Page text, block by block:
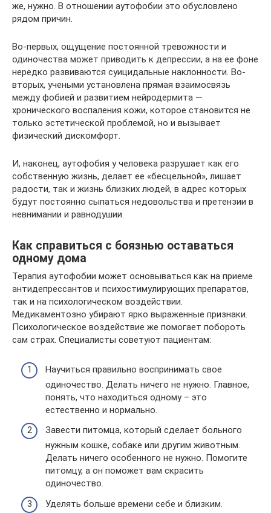
же, нужно. В отношении аутофобии это обусловлено
рядом причин.
Во-первых, ощущение постоянной тревожности и
одиночества может приводить к депрессии, а на ее фоне
нередко развиваются суицидальные наклонности. Во-
вторых, учеными установлена прямая взаимосвязь
между фобией и развитием нейродермита —
хронического воспаления кожи, которое становится не
только эстетической проблемой, но и вызывает
физический дискомфорт.
И, наконец, аутофобия у человека разрушает как его
собственную жизнь, делает ее «бесцельной», лишает
радости, так и жизнь близких людей, в адрес которых
будут постоянно сыпаться недовольства и претензии в
невнимании и равнодушии.
Как справиться с боязнью оставаться
одному дома
Терапия аутофобии может основываться как на приеме
антидепрессантов и психостимулирующих препаратов,
так и на психологическом воздействии.
Медикаментозно убирают ярко выраженные признаки.
Психологическое воздействие же помогает побороть
сам страх. Специалисты советуют пациентам:
Научиться правильно воспринимать свое
одиночество. Делать ничего не нужно. Главное,
понять, что находиться одному – это
естественно и нормально.
Завести питомца, который сделает больного
нужным кошке, собаке или другим животным.
Делать ничего особенного не нужно. Помогите
питомцу, а он поможет вам скрасить
одиночество.
Уделять больше времени себе и близким.